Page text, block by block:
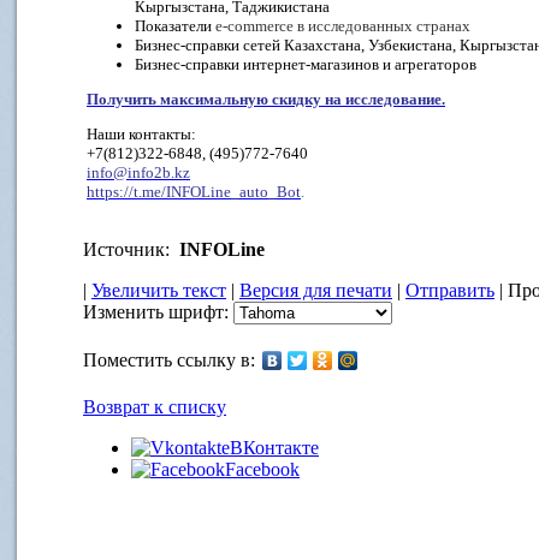
Кыргызстана, Таджикистана
Показатели e-commerce в исследованных странах
Бизнес-справки сетей Казахстана, Узбекистана,
Бизнес-справки интернет-магазинов и агрегаторов
Получить максимальную скидку на исследование.
Наши контакты:
+7(812)322-6848, (495)772-7640
info@info2b.kz
https://t.me/INFOLine_auto_Bot.
Источник: INFOLine
| Увеличить текст | Версия для печати | Отправить |
Изменить шрифт:
Поместить ссылку в:
Возврат к списку
ВКонтакте
Facebook